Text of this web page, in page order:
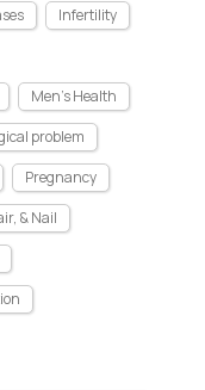
Infertility
Men's Health
problem
Pregnancy
& Nail